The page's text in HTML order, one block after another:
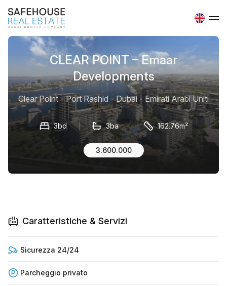
CLEAR POINT – Emaar
Developments
Clear Point - Port Rashid - Dubai - Emirati Arabi Uniti
3bd 3ba 162.76m²
3.600.000
Caratteristiche & Servizi
Sicurezza 24/24
Parcheggio privato